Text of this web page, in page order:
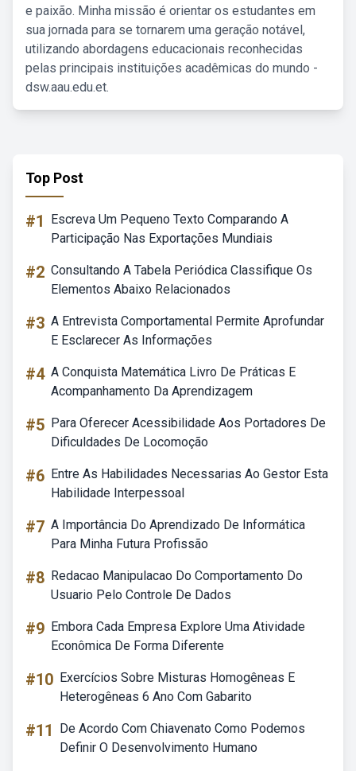
e paixão. Minha missão é orientar os estudantes em
sua jornada para se tornarem uma geração notável,
utilizando abordagens educacionais reconhecidas
pelas principais instituições acadêmicas do mundo -
dsw.aau.edu.et.
Top Post
#1
Escreva Um Pequeno Texto Comparando A
Participação Nas Exportações Mundiais
#2 Consultando A Tabela Periódica Classifique Os
Elementos Abaixo Relacionados
#3 A Entrevista Comportamental Permite Aprofundar
E Esclarecer As Informações
#4 A Conquista Matemática Livro De Práticas E
Acompanhamento Da Aprendizagem
#5 Para Oferecer Acessibilidade Aos Portadores De
Dificuldades De Locomoção
#6 Entre As Habilidades Necessarias Ao Gestor Esta
Habilidade Interpessoal
#7 A Importância Do Aprendizado De Informática
Para Minha Futura Profissão
#8 Redacao Manipulacao Do Comportamento Do
Usuario Pelo Controle De Dados
#9 Embora Cada Empresa Explore Uma Atividade
Econômica De Forma Diferente
#10 Exercícios Sobre Misturas Homogêneas E
Heterogêneas 6 Ano Com Gabarito
#11
De Acordo Com Chiavenato Como Podemos
Definir O Desenvolvimento Humano